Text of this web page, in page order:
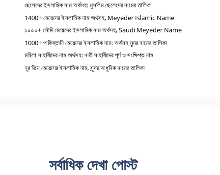
ছেলেদের ইসলামিক নাম অর্থসহ: মুসলিম ছেলেদের নামের তালিকা
1400+ মেয়েদের ইসলামিক নাম অর্থসহ, Meyeder Islamic Name
১০০০+ সৌদি মেয়েদের ইসলামিক নাম অর্থসহ, Saudi Meyeder Name
1000+ পাকিস্তানি মেয়েদের ইসলামিক নাম: অর্থসহ সুন্দর নামের তালিকা
মহিলা সাহাবীদের নাম অর্থসহ: নারী সাহাবীদের পূর্ণ ও সংক্ষিপ্ত নাম
নূর দিয়ে মেয়েদের ইসলামিক নাম, সুন্দর আধুনিক নামের তালিকা
সর্বাধিক দেখা পোস্ট